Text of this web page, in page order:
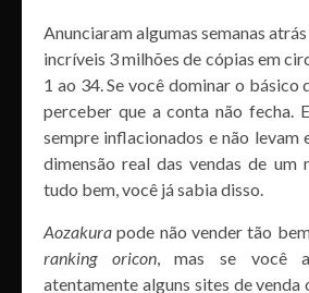
Anunciaram algumas semanas
incríveis 3 milhões de cópias em
1 ao 34. Se você dominar o básico
perceber que a conta não fecha.
sempre inflacionados e não levam
dimensão real das vendas de um
tudo bem, você já sabia disso.
Aozakura pode não vender tão
ranking oricon, mas se você
atentamente alguns sites de venda